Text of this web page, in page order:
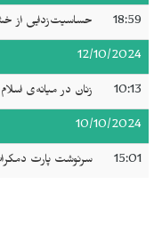
18:59 حساسیت‌‌زدایی از
12/10/2024
10:13 زنان در میانەی
10/10/2024
15:01 سرنوشت پارت